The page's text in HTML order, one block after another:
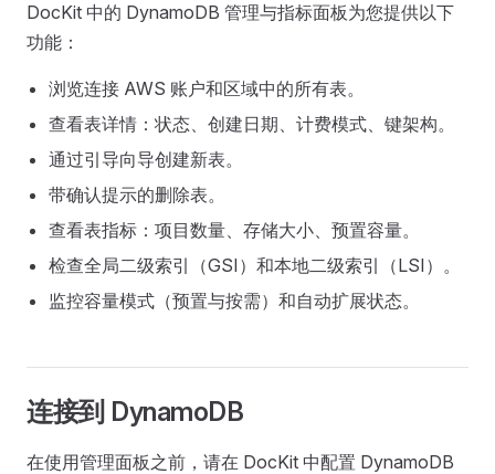
DocKit 中的 DynamoDB 管理与指标面板为您提供以下
功能：
浏览连接 AWS 账户和区域中的所有表。
查看表详情：状态、创建日期、计费模式、键架构。
通过引导向导创建新表。
带确认提示的删除表。
查看表指标：项目数量、存储大小、预置容量。
检查全局二级索引（GSI）和本地二级索引（LSI）。
监控容量模式（预置与按需）和自动扩展状态。
连接到 DynamoDB
在使用管理面板之前，请在 DocKit 中配置 DynamoDB